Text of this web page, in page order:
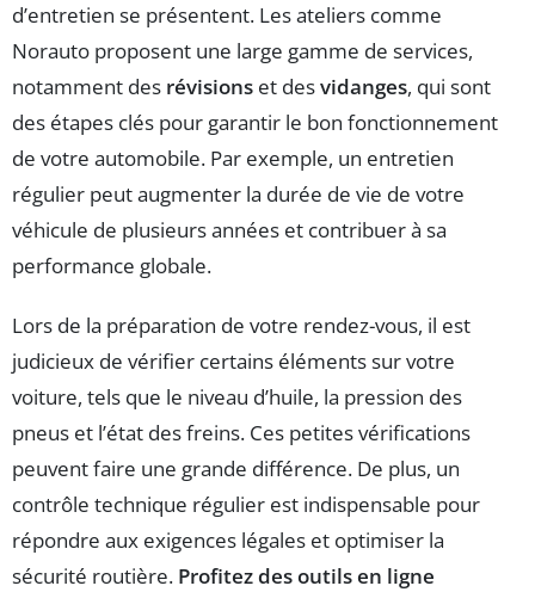
d’entretien se présentent. Les ateliers comme
Norauto proposent une large gamme de services,
notamment des révisions et desvidanges, qui sont
des étapes clés pour garantir le bon fonctionnement
de votre automobile. Par exemple, un entretien
régulier peut augmenter la durée de vie de votre
véhicule de plusieurs années et contribuer à sa
performance globale.
Lors de la préparation de votre rendez-vous, il est
judicieux de vérifier certains éléments sur votre
voiture, tels que le niveau d’huile, la pression des
pneus et l’état des freins. Ces petites vérifications
peuvent faire une grande différence. De plus, un
contrôle technique régulier est indispensable pour
répondre aux exigences légales et optimiser la
sécurité routière. Profitez des outils en ligne